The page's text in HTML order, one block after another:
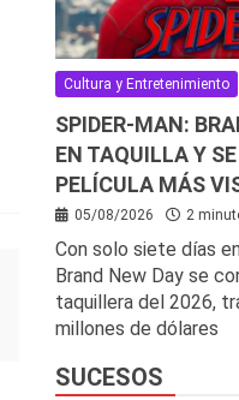
Cultura y Entretenimiento
SPIDER-MAN:
EN TAQUILLA Y
PELÍCULA MÁS
05/08/2026 2
Con solo siete días
Brand New Day se
taquillera del 2026,
millones de dólares
SUCESOS